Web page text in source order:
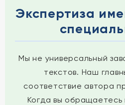
Экспертиза
Мы не универсальный
текстов. Наш
соответствие автора
Когда вы обращаетесь